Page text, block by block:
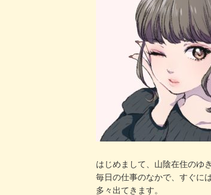
はじめまして、山陰在住のゆ
毎日の仕事のなかで、すぐに
多々出てきます。